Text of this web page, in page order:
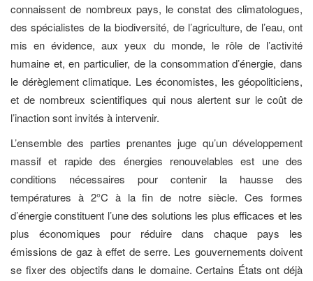
connaissent de nombreux pays, le constat des climatologues,
des spécialistes de la biodiversité, de l’agriculture, de l’eau, ont
mis en évidence, aux yeux du monde, le rôle de l’activité
humaine et, en particulier, de la consommation d’énergie, dans
le dérèglement climatique. Les économistes, les géopoliticiens,
et de nombreux scientifiques qui nous alertent sur le coût de
l’inaction sont invités à intervenir.
L’ensemble des parties prenantes juge qu’un développement
massif et rapide des énergies renouvelables est une des
conditions nécessaires pour contenir la hausse des
températures à 2°C à la fin de notre siècle. Ces formes
d’énergie constituent l’une des solutions les plus efficaces et les
plus économiques pour réduire dans chaque pays les
émissions de gaz à effet de serre. Les gouvernements doivent
se fixer des objectifs dans le domaine. Certains États ont déjà